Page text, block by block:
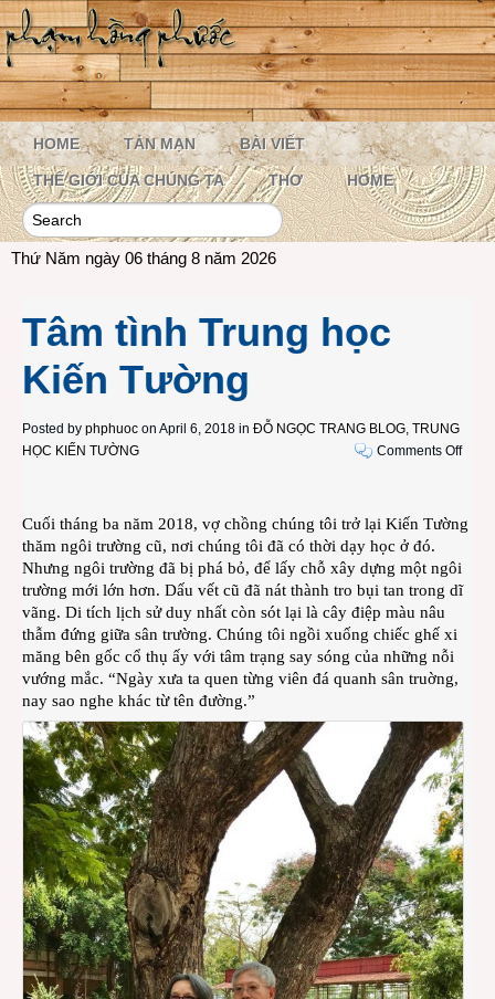
HOME TẢN MẠN BÀI VIẾT
THẾ GIỚI CỦA CHÚNG TA THƠ HOME
Thứ Năm ngày 06 tháng 8 năm 2026
Tâm tình Trung học
Kiến Tường
Posted by phphuoc on April 6, 2018 in ĐỖ NGỌC TRANG BLOG, TRUNG
HỌC KIẾN TƯỜNG
Comments Offon
Cuối tháng ba năm 2018, vợ chồng chúng tôi trở lại Kiến Tường
thăm ngôi trường cũ, nơi chúng tôi đã có thời dạy học ở đó.
Nhưng ngôi trường đã bị phá bỏ, để lấy chỗ xây dựng một ngôi
trường mới lớn hơn. Dấu vết cũ đã nát thành tro bụi tan trong dĩ
vãng. Di tích lịch sử duy nhất còn sót lại là cây điệp màu nâu
thẫm đứng giữa sân trường. Chúng tôi ngồi xuống chiếc ghế xi
măng bên gốc cổ thụ ấy với tâm trạng say sóng của những nỗi
vướng mắc. “Ngày xưa ta quen từng viên đá quanh sân truờng,
nay sao nghe khác từ tên đường.”